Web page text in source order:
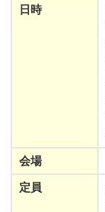
日時
会場
定員